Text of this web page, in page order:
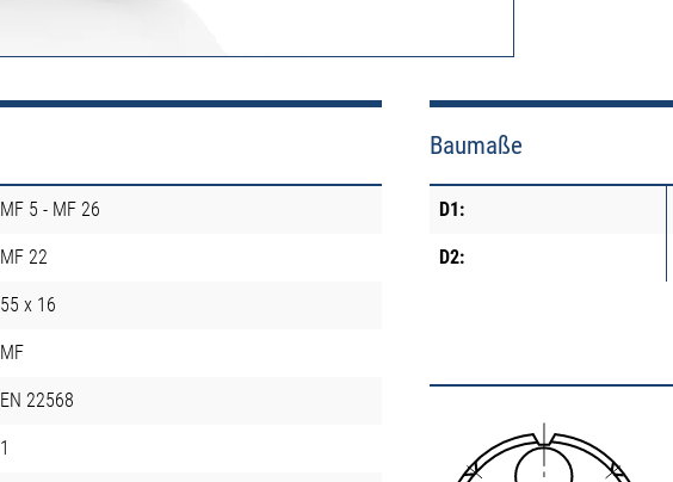
MF 5 - MF 26
MF 22
55 x 16
MF
EN 22568
1
Baumaße
D1:
D2: